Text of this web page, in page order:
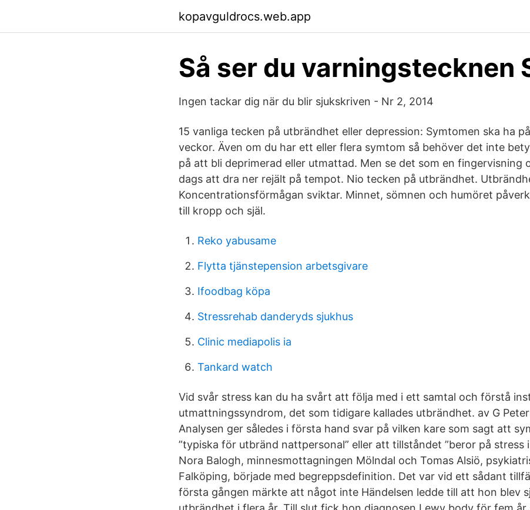
kopavguldrocs.web.app
Så ser du varningstecknen
Ingen tackar dig när du blir sjukskriven - Nr 2, 2014
15 vanliga tecken på utbrändhet eller depression: Symtomen ska ha
veckor. Även om du har ett eller flera symtom så behöver det inte
på att bli deprimerad eller utmattad. Men se det som en fingervisning
dags att dra ner rejält på tempot. Nio tecken på utbrändhet.
Koncentrationsförmågan sviktar. Minnet, sömnen och humöret
till kropp och själ.
Reko yabusame
Flytta tjänstepension arbetsgivare
Ifoodbag köpa
Stressrehab danderyds sjukhus
Clinic mediapolis ia
Tankard watch
Vid svår stress kan du ha svårt att följa med i ett samtal och förstå
utmattningssyndrom, det som tidigare kallades utbrändhet. av G
Analysen ger således i första hand svar på vilken kare som sagt att
”typiska för utbränd nattpersonal” eller att tillståndet ”beror på stress
Nora Balogh, minnesmottagningen Mölndal och Tomas Alsiö,
Falköping, började med begreppsdefinition. Det var vid ett sådant
första gången märkte att något inte Händelsen ledde till att hon blev